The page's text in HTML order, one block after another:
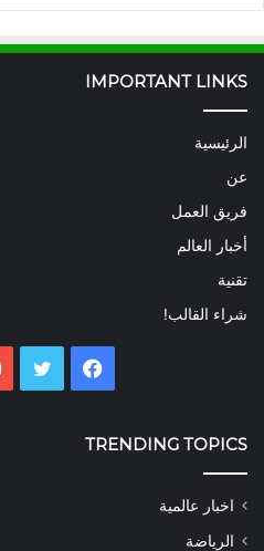
IMPORTANT LINKS
الرئيسية
عن
فريق العمل
أخبار العالم
تقنية
شراء القالب!
فيسبوك
TRENDING TOPICS
اخبار عالمية
الرياضة